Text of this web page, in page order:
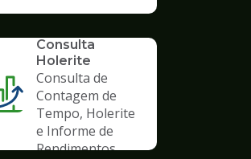
Consulta
Holerite
Consulta de
Contagem de
Tempo, Holerite
e Informe de
Rendimentos